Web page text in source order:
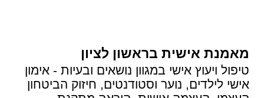
מאמנת אישית בראשון לציון
טיפול ויעוץ אישי במגוון נושאים ובעיות - אימון
אישי לילדים, נוער וסטודנטים, חיזוק הביטחון